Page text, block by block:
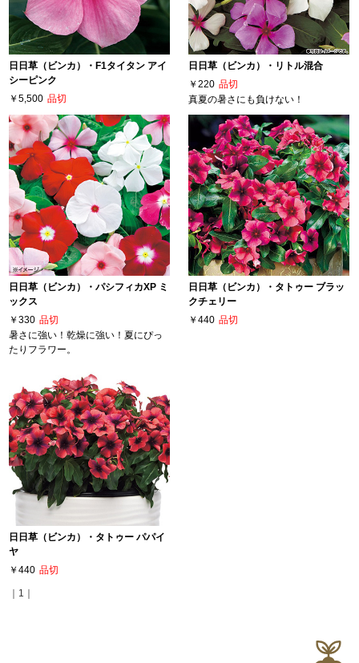
日日草（ビンカ）・F1タイタン アイ
シーピンク
￥5,500 品切
日日草（ビンカ）・リトル混合
￥220 品切
真夏の暑さにも負けない！
日日草（ビンカ）・パシフィカXP ミ
ックス
￥330 品切
暑さに強い！乾燥に強い！夏にぴっ
たりフラワー。
日日草（ビンカ）・タトゥー ブラッ
クチェリー
￥440 品切
日日草（ビンカ）・タトゥー パパイ
ヤ
￥440 品切
｜1｜